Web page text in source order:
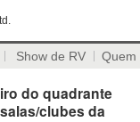
Show de RV Quem
do quadrante
clubes da